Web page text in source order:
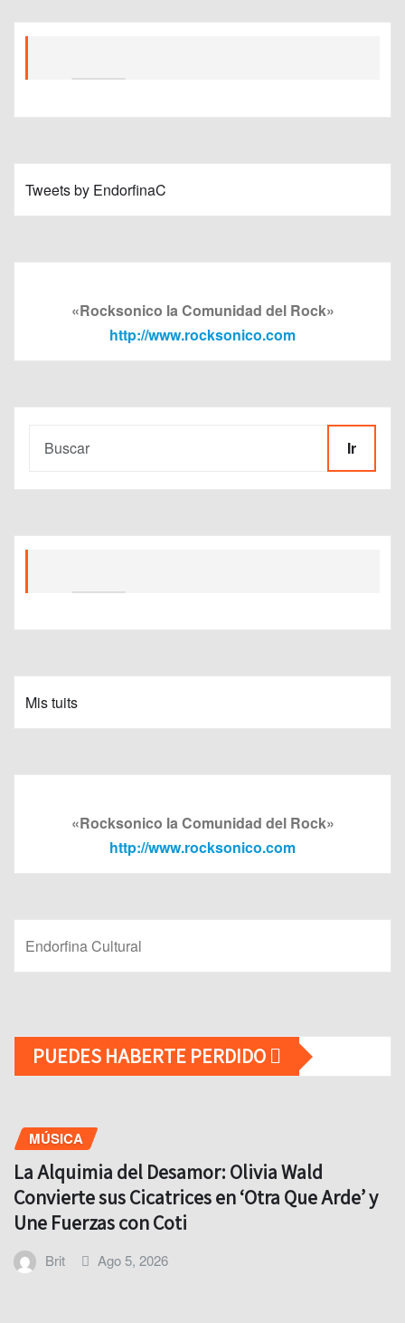
Tweets by EndorfinaC
«Rocksonico la Comunidad del Rock»
http://www.rocksonico.com
Ir
Mis tuits
«Rocksonico la Comunidad del Rock»
http://www.rocksonico.com
Endorfina Cultural
PUEDES HABERTE PERDIDO
MÚSICA
La Alquimia del Desamor: Olivia Wald
Convierte sus Cicatrices en ‘Otra Que Arde’ y
Une Fuerzas con Coti
Brit Ago 5, 2026